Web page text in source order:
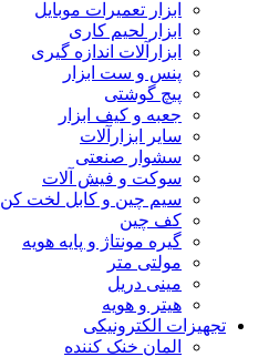
ابزار تعمیرات موبایل
ابزار لحیم کاری
ابزارآلات اندازه گیری
پنس و ست ابزار
پیچ گوشتی
جعبه و کیف ابزار
سایر ابزارآلات
سشوار صنعتی
سوکت و فیش آلات
سیم چین و کابل لخت کن
کف چین
گیره مونتاژ و پایه هویه
مولتی متر
مینی دریل
هیتر و هویه
تجهیزات الکترونیکی
المان خنک کننده